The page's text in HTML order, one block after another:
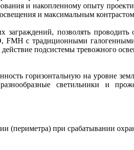
и накопленному опыту
и максимальным
заграждений, позволять проводить
FMH с традиционными
подсистемы тревожного
горизонтальную на уровне
светильники и
(периметра) при срабатывании